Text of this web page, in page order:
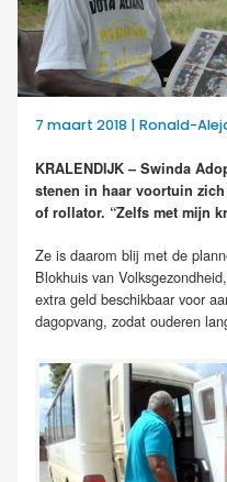
7 maart 2018 | Ronald-
KRALENDIJK – Swinda
stenen in haar voortuin
of rollator. “Zelfs met mijn
Ze is daarom blij met de
Blokhuis van
extra geld beschikbaar voor
dagopvang, zodat ouderen